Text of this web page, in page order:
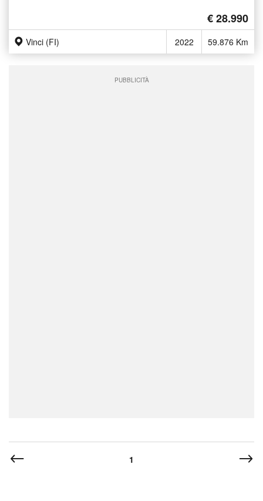
€ 28.990
Vinci (FI) 2022 59.876 Km
PUBBLICITÀ
1